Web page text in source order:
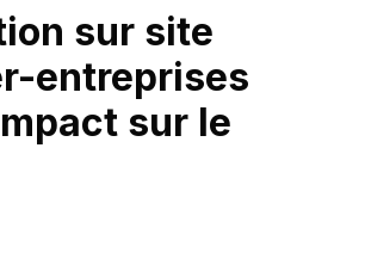
sur site
entreprises
sur le